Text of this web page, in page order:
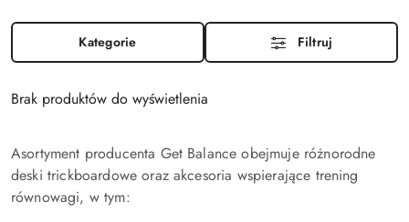
Kategorie Filtruj
Brak produktów do wyświetlenia
Asortyment producenta Get Balance obejmuje różnorodne
deski trickboardowe oraz akcesoria wspierające trening
równowagi, w tym: